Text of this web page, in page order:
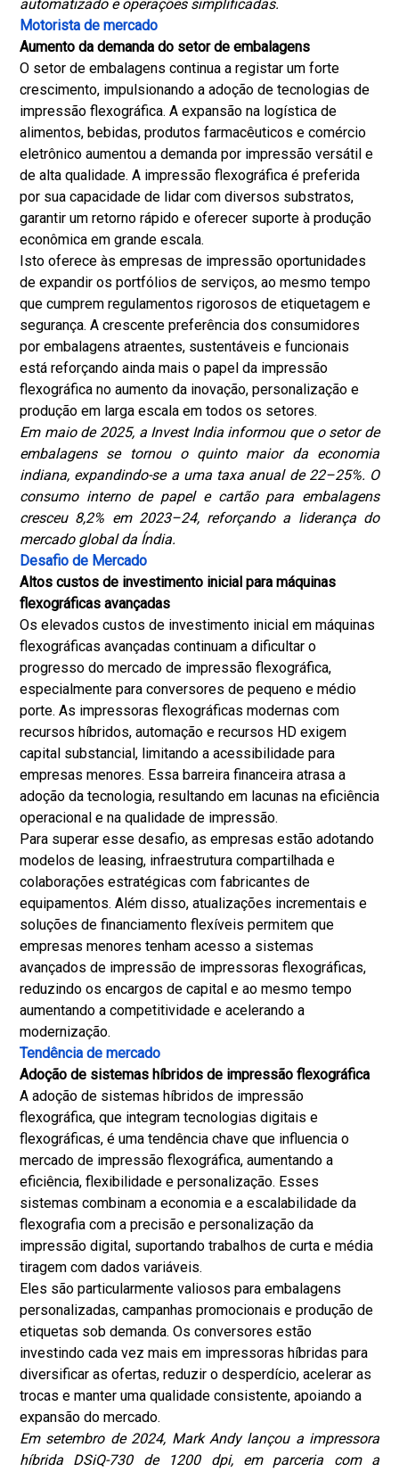
automatizado e operações simplificadas.
Motorista de mercado
Aumento da demanda do setor de embalagens
O setor de embalagens continua a registar um forte
crescimento, impulsionando a adoção de tecnologias de
impressão flexográfica. A expansão na logística de
alimentos, bebidas, produtos farmacêuticos e comércio
eletrônico aumentou a demanda por impressão versátil e
de alta qualidade. A impressão flexográfica é preferida
por sua capacidade de lidar com diversos substratos,
garantir um retorno rápido e oferecer suporte à produção
econômica em grande escala.
Isto oferece às empresas de impressão oportunidades
de expandir os portfólios de serviços, ao mesmo tempo
que cumprem regulamentos rigorosos de etiquetagem e
segurança. A crescente preferência dos consumidores
por embalagens atraentes, sustentáveis ​​e funcionais
está reforçando ainda mais o papel da impressão
flexográfica no aumento da inovação, personalização e
produção em larga escala em todos os setores.
Em maio de 2025, a Invest India informou que o setor de
embalagens se tornou o quinto maior da economia
indiana, expandindo-se a uma taxa anual de 22–25%. O
consumo interno de papel e cartão para embalagens
cresceu 8,2% em 2023–24, reforçando a liderança do
mercado global da Índia.
Desafio de Mercado
Altos custos de investimento inicial para máquinas
flexográficas avançadas
Os elevados custos de investimento inicial em máquinas
flexográficas avançadas continuam a dificultar o
progresso do mercado de impressão flexográfica,
especialmente para conversores de pequeno e médio
porte. As impressoras flexográficas modernas com
recursos híbridos, automação e recursos HD exigem
capital substancial, limitando a acessibilidade para
empresas menores. Essa barreira financeira atrasa a
adoção da tecnologia, resultando em lacunas na eficiência
operacional e na qualidade de impressão.
Para superar esse desafio, as empresas estão adotando
modelos de leasing, infraestrutura compartilhada e
colaborações estratégicas com fabricantes de
equipamentos. Além disso, atualizações incrementais e
soluções de financiamento flexíveis permitem que
empresas menores tenham acesso a sistemas
avançados de impressão de impressoras flexográficas,
reduzindo os encargos de capital e ao mesmo tempo
aumentando a competitividade e acelerando a
modernização.
Tendência de mercado
Adoção de sistemas híbridos de impressão flexográfica
A adoção de sistemas híbridos de impressão
flexográfica, que integram tecnologias digitais e
flexográficas, é uma tendência chave que influencia o
mercado de impressão flexográfica, aumentando a
eficiência, flexibilidade e personalização. Esses
sistemas combinam a economia e a escalabilidade da
flexografia com a precisão e personalização da
impressão digital, suportando trabalhos de curta e média
tiragem com dados variáveis.
Eles são particularmente valiosos para embalagens
personalizadas, campanhas promocionais e produção de
etiquetas sob demanda. Os conversores estão
investindo cada vez mais em impressoras híbridas para
diversificar as ofertas, reduzir o desperdício, acelerar as
trocas e manter uma qualidade consistente, apoiando a
expansão do mercado.
Em setembro de 2024, Mark Andy lançou a impressora
híbrida DSiQ-730 de 1200 dpi, em parceria com a